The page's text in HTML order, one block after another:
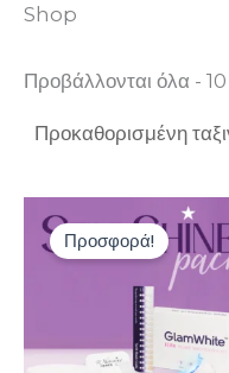
Shop
Προβάλλονται όλα -
Προσφορά!
price
was:
€ 84,98.
Η
τιμή
είναι: